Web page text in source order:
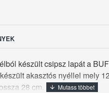
készült csipsz lapát a
akasztós nyéllel mely
28 cm.